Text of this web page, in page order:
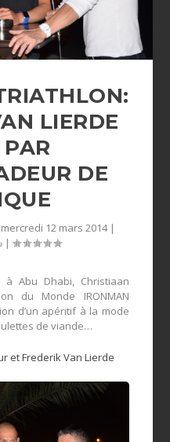
LIERDE
PAR
DE
mercredi 12 mars 2014|
|
à Abu Dhabi, Christiaan
du Monde IRONMAN
d’un apéritif à la mode
de viande…
et Frederik Van Lierde